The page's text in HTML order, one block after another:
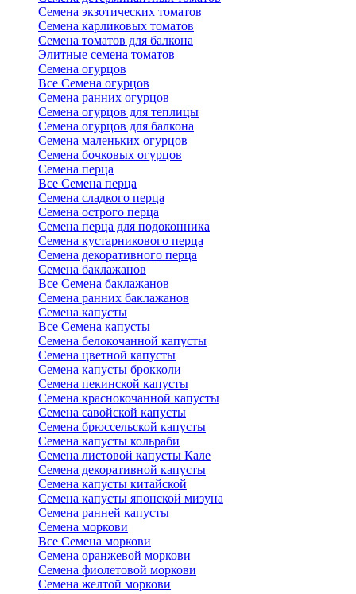
Семена экзотических томатов
Семена карликовых томатов
Семена томатов для балкона
Элитные семена томатов
Семена огурцов
Все Семена огурцов
Семена ранних огурцов
Семена огурцов для теплицы
Семена огурцов для балкона
Семена маленьких огурцов
Семена бочковых огурцов
Семена перца
Все Семена перца
Семена сладкого перца
Семена острого перца
Семена перца для подоконника
Семена кустарникового перца
Семена декоративного перца
Семена баклажанов
Все Семена баклажанов
Семена ранних баклажанов
Семена капусты
Все Семена капусты
Семена белокочанной капусты
Семена цветной капусты
Семена капусты брокколи
Семена пекинской капусты
Семена краснокочанной капусты
Семена савойской капусты
Семена брюссельской капусты
Семена капусты кольраби
Семена листовой капусты Кале
Семена декоративной капусты
Семена капусты китайской
Семена капусты японской мизуна
Семена ранней капусты
Семена моркови
Все Семена моркови
Семена оранжевой моркови
Семена фиолетовой моркови
Семена желтой моркови